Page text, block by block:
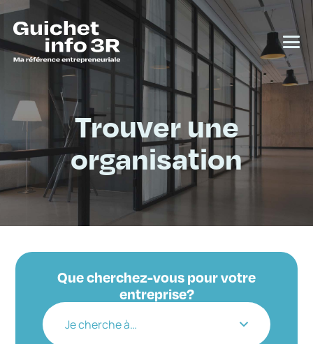
Trouver une
organisation
Que cherchez-vous pour votre
entreprise?
Je cherche à…